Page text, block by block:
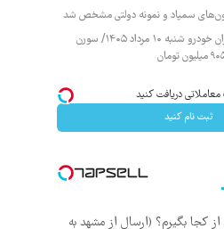
سمپاد و نمونه دولتی مشخص شد
قیمت محصولات ایران خودرو شنبه ۱۰ مرداد ۱۴۰۵/ سورن
ثبت نام کنید
کجا بگیرم؟ (ارسال از مشهد به